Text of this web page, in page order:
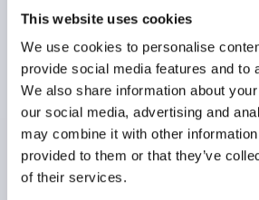
This website uses cookies
We use cookies to personalise
provide social media features and to
We also share information about
our social media, advertising and
may combine it with other information
provided to them or that they’ve
of their services.
REDONDOS, A=40,17, L=120,
RECTIFICADO POR VIBRACIÓN,
CINCADO
DIÁMETRO INTERIOR=40,17
LONGITUD=120
C=73 D=56 P=40
S=M10X30
Referencia:K0483.54040